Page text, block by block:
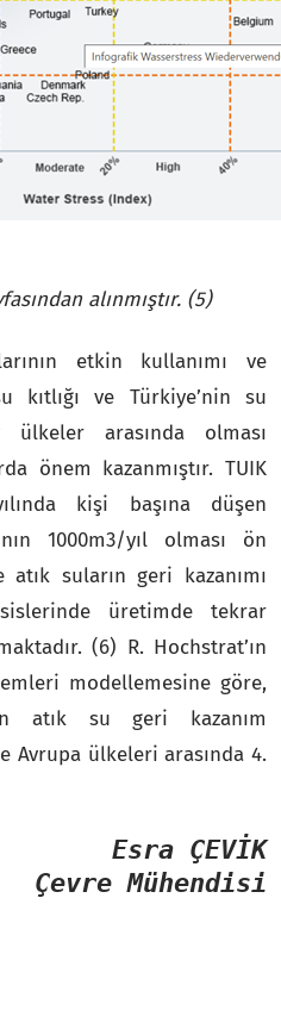
alınmıştır. (5)
etkin kullanımı ve
kıtlığı ve Türkiye’nin su
ülkeler arasında olması
önem kazanmıştır. TUIK
kişi başına düşen
1000m3/yıl olması ön
suların geri kazanımı
üretimde tekrar
(6) R. Hochstrat’ın
modellemesine göre,
atık su geri kazanım
Avrupa ülkeleri arasında 4.
Esra ÇEVİK
Çevre Mühendisi